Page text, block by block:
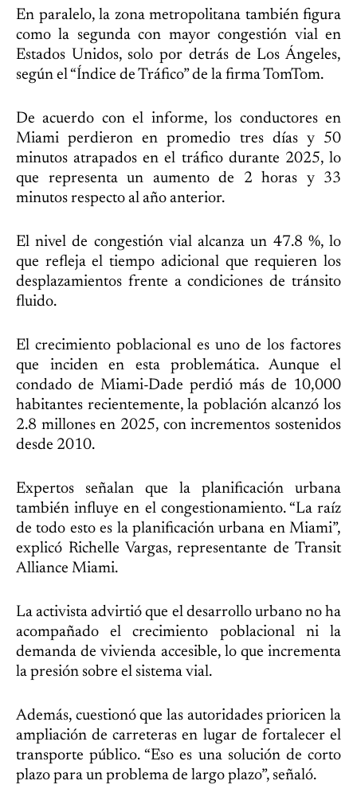
En paralelo, la zona metropolitana también figura
como la segunda con mayor congestión vial en
Estados Unidos, solo por detrás de Los Ángeles,
según el “Índice de Tráfico” de la firma TomTom.
De acuerdo con el informe, los conductores en
Miami perdieron en promedio tres días y 50
minutos atrapados en el tráfico durante 2025, lo
que representa un aumento de 2 horas y 33
minutos respecto al año anterior.
El nivel de congestión vial alcanza un 47.8 %, lo
que refleja el tiempo adicional que requieren los
desplazamientos frente a condiciones de tránsito
fluido.
El crecimiento poblacional es uno de los factores
que inciden en esta problemática. Aunque el
condado de Miami-Dade perdió más de 10,000
habitantes recientemente, la población alcanzó los
2.8 millones en 2025, con incrementos sostenidos
desde 2010.
Expertos señalan que la planificación urbana
también influye en el congestionamiento. “La raíz
de todo esto es la planificación urbana en Miami”,
explicó Richelle Vargas, representante de Transit
Alliance Miami.
La activista advirtió que el desarrollo urbano no ha
acompañado el crecimiento poblacional ni la
demanda de vivienda accesible, lo que incrementa
la presión sobre el sistema vial.
Además, cuestionó que las autoridades prioricen la
ampliación de carreteras en lugar de fortalecer el
transporte público. “Eso es una solución de corto
plazo para un problema de largo plazo”, señaló.